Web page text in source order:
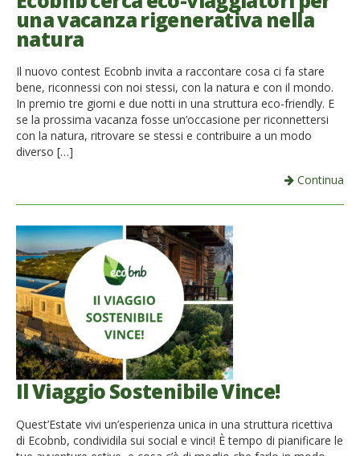
French
una vacanza rigenerativa nella
natura
Il nuovo contest Ecobnb invita a raccontare cosa ci fa stare
bene, riconnessi con noi stessi, con la natura e con il mondo.
In premio tre giorni e due notti in una struttura eco-friendly. E
se la prossima vacanza fosse un’occasione per riconnettersi
con la natura, ritrovare se stessi e contribuire a un modo
diverso […]
Continua
Il Viaggio Sostenibile Vince!
Quest’Estate vivi un’esperienza unica in una struttura ricettiva
di Ecobnb, condividila sui social e vinci! È tempo di pianificare le